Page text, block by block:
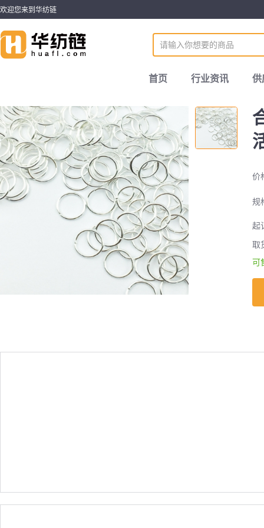
欢迎您来到华纺链
首页 行业资讯 供
价
规
起
取
可